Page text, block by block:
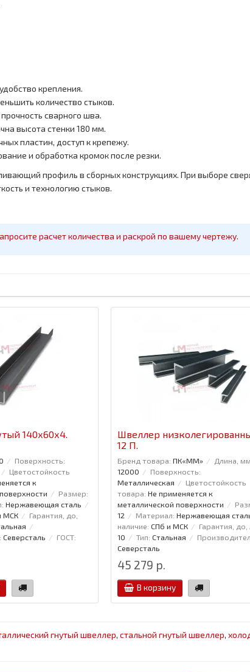
крепления.
количество стыков.
сварного шва.
высота стенки 180 мм.
пластин, доступ к крепежу.
и обработка кромок после резки.
профиль в сборных конструкциях. При выборе
и технологию стыков.
расчет количества и раскрой по вашему чертежу.
140x60x4.
Поверхность:
Цветостойкость
к
Размер:
Нержавеющая сталь
МСК
Гарантия, до,
Северсталь
ГОСТ:
Швеллер
12 П.
Бренд товара: ПК«ММ»
Длина,
12000
Поверхность:
Металлическая
Цветостойкость
товара: Не применяется к
металлической поверхности
12
Материал: Нержавеющая
наличие: СПб и МСК
Гарантия, до,
10
Тип: Стальная
Северсталь
45 279 р.
В корзину
гнутый швеллер, стальной гнутый швеллер,